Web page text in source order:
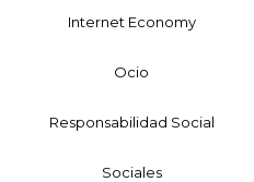
Internet Economy
Ocio
Responsabilidad Social
Sociales